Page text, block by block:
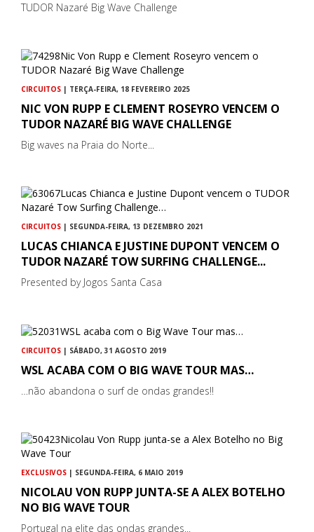
TUDOR Nazaré Big Wave Challenge
CIRCUITOS | TERÇA-FEIRA, 18 FEVEREIRO 2025
NIC VON RUPP E CLEMENT ROSEYRO VENCEM O
TUDOR NAZARÉ BIG WAVE CHALLENGE
Big waves na Praia do Norte...
CIRCUITOS | SEGUNDA-FEIRA, 13 DEZEMBRO 2021
LUCAS CHIANCA E JUSTINE DUPONT VENCEM O
TUDOR NAZARÉ TOW SURFING CHALLENGE...
Presented by Jogos Santa Casa
CIRCUITOS | SÁBADO, 31 AGOSTO 2019
WSL ACABA COM O BIG WAVE TOUR MAS…
…não abandona o surf de ondas grandes!!
EXCLUSIVOS | SEGUNDA-FEIRA, 6 MAIO 2019
NICOLAU VON RUPP JUNTA-SE A ALEX BOTELHO
NO BIG WAVE TOUR
Portugal na elite das ondas grandes...